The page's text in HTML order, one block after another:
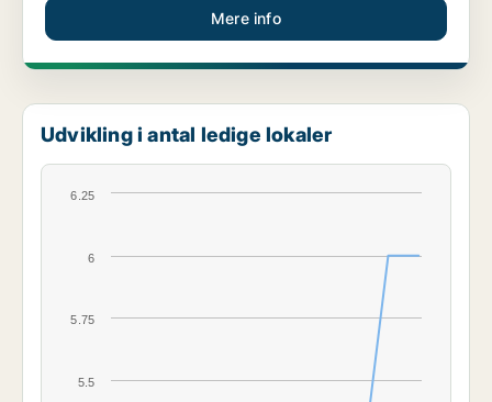
Mere info
Udvikling i antal ledige lokaler
6
5.5
5.75
6.25